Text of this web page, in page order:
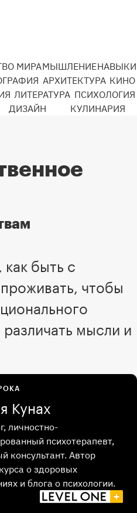
МИРАМЫШЛЕНИЕНАВЫКИ
АРХИТЕКТУРА КИНО
ЛИТЕРАТУРА ПСИХОЛОГИЯ
ДИЗАЙН КУЛИНАРИЯ
быть с
чтобы
мысли и
Кунах
личностно-
психотерапевт,
консультант. Автор
о здоровых
и блога о психологии.